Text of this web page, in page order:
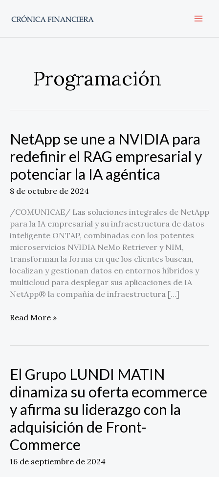
Programación
NetApp se une a NVIDIA para
redefinir el RAG empresarial y
potenciar la IA agéntica
8 de octubre de 2024
/COMUNICAE/ Las soluciones integrales de NetApp
para la IA empresarial y su infraestructura de datos
inteligente ONTAP, combinadas con los potentes
microservicios NVIDIA NeMo Retriever y NIM,
transforman la forma en que los clientes buscan,
localizan y gestionan datos en entornos híbridos y
multicloud para desplegar sus aplicaciones de IA
NetApp® la compañía de infraestructura […]
NetApp
se
une
a
NVIDIA
para
el
RAG
empresarial
y
potenciar
la
IA
agéntica
Read More »
El Grupo LUNDI MATIN
dinamiza su oferta ecommerce
y afirma su liderazgo con la
adquisición de Front-
Commerce
16 de septiembre de 2024
El
Grupo
LUNDI
MATIN
dinamiza
su
oferta
ecommerce
y